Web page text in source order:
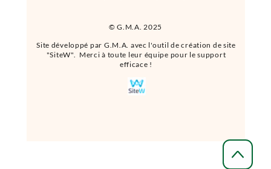
© G.M.A. 2025
Site développé par G.M.A. avec l'outil de création de site
"SiteW". Merci à toute leur équipe pour le support
efficace !